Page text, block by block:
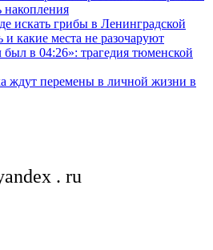
накопления
искать грибы в Ленинградской
и какие места не разочаруют
в 04:26»: трагедия тюменской
ждут перемены в личной жизни в
. ru